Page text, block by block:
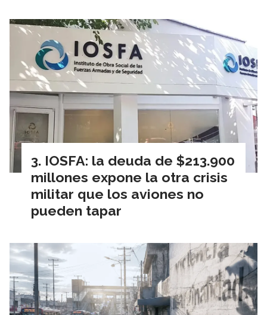
IOSFA: la deuda de $213.900
millones expone la otra crisis
militar que los aviones no
pueden tapar